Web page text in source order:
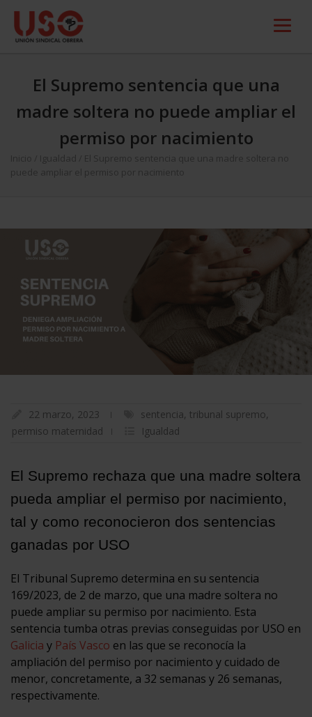
El Supremo sentencia que una
madre soltera no puede ampliar el
permiso por nacimiento
Inicio Igualdad
El Supremo sentencia que una madre soltera no
puede ampliar el permiso por nacimiento
22 marzo, 2023 sentencia, tribunal supremo,
permiso maternidad
Igualdad
El Supremo rechaza que una madre soltera
pueda ampliar el permiso por nacimiento,
tal y como reconocieron dos sentencias
ganadas por USO
El Tribunal Supremo determina en su sentencia
169/2023, de 2 de marzo, que una madre soltera no
puede ampliar su permiso por nacimiento. Esta
sentencia tumba otras previas conseguidas por USO en
Galicia y País Vasco en las que se reconocía la
ampliación del permiso por nacimiento y cuidado de
menor, concretamente, a 32 semanas y 26 semanas,
respectivamente.